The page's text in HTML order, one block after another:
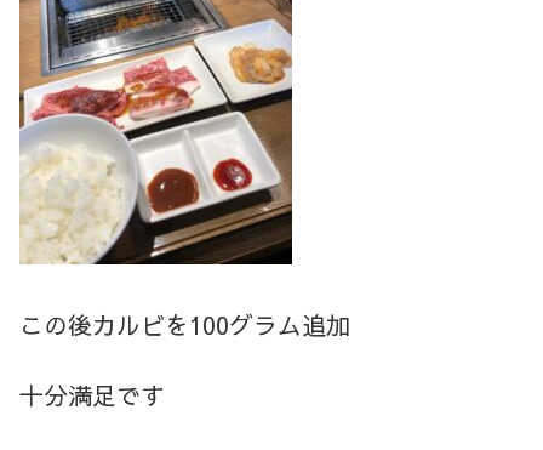
この後カルビを100グラム追加
十分満足です